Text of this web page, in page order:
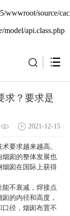
wwwroot/source/
model/api.class.php
求？要求是
2021-12-15
要求越来越高。
烟囱的整体发展也
烟囱在国际上获得
不衰减，焊接点
的内径和高度，
径，烟囱布置不